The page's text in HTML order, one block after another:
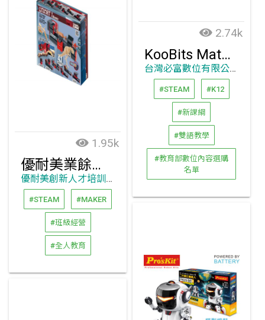
2.74k
KooBits Math – 國小數學自主學習平台和教師資料庫
台灣必富數位有限公司
#STEAM #K12
#新課綱
#雙語教學
#教育部數位內容選購
名單
1.95k
優耐美業餘型工具機BS-401
優耐美創新人才培訓有限公司
#STEAM #MAKER
#班級經營
#全人教育